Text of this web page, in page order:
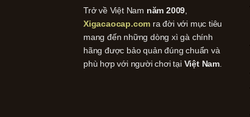
Trở về Việt Nam năm 2009
Xigacaocap.com ra đời với mục tiêu
mang đến những dòng xì gà chính
hãng được bảo quản đúng chuẩn và
phù hợp với người chơi tại Việt Nam